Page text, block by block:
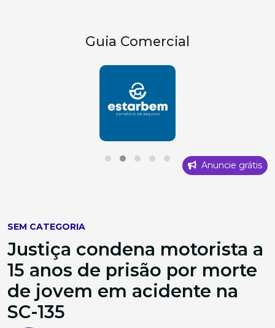
Guia Comercial
Anuncie grátis
SEM CATEGORIA
Justiça condena motorista a
15 anos de prisão por morte
de jovem em acidente na
SC-135